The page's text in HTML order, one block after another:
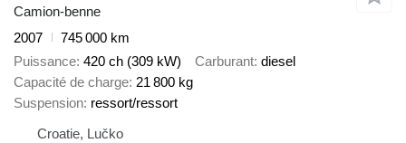
Camion-benne
2007
745 000 km
Puissance 420 ch (309 kW) Carburant diesel
Capacité de charge 21 800 kg
Suspension ressort/ressort
Croatie, Lučko